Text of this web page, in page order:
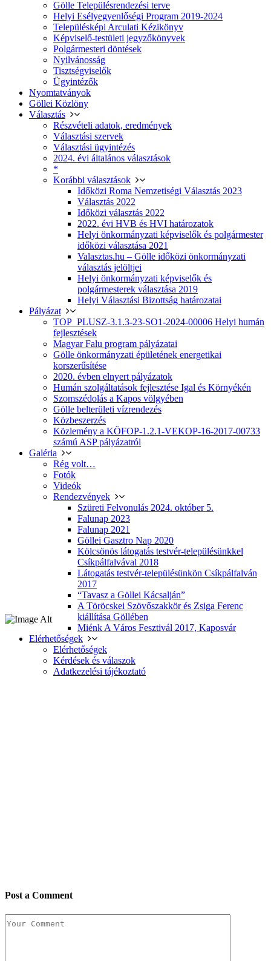
Gölle Településrendezési terve
Helyi Esélyegyenlőségi Program 2019-2024
Településképi Arculati Kézikönyv
Képviselő-testületi jegyzőkönyvek
Polgármesteri döntések
Nyilvánosság
Tisztségviselők
Ügyintézők
Nyomtatványok
Göllei Közlöny
Választás
Részvételi adatok, eredmények
Választási szervek
Választási ügyintézés
2024. évi általános választások
*
Korábbi választások
Időközi Roma Nemzetiségi Választás 2023
Választás 2022
Időközi választás 2022
2022. évi HVB és HVI határozatok
Helyi önkormányzati képviselők és polgármester
időközi választása 2021
Valasztas.hu – Gölle időközi önkormányzati
választás jelöltjei
Helyi önkormányzati képviselők és
polgármesterek választása 2019
Helyi Választási Bizottság határozatai
Pályázat
TOP_PLUSZ-3.1.3-23-SO1-2024-00006 Helyi humán
fejlesztések
Magyar Falu program pályázatai
Gölle önkormányzati épületének energetikai
korszerűsítése
2020. évben elnyert pályázatok
Humán szolgáltatások fejlesztése Igal és Környékén
Szomszédolás a Kapos völgyében
Gölle belterületi vízrendezés
Közbeszerzés
Közlemény a KÖFOP-1.2.1-VEKOP-16-2017-00733
számú ASP pályázatról
Galéria
Rég volt…
Fotók
Videók
Rendezvények
Szüreti Felvonulás 2024. október 5.
Falunap 2023
Falunap 2021
Göllei Gasztro Nap 2020
Kölcsönös látogatás testvér-településünkkel
Csíkpálfalvával 2018
Látogatás testvér-településünkön Csíkpálfalván
2017
“Tavasz a Göllei Kácsalján”
A Töröcskei Szövőszakkör és Zsiga Ferenc
kiállítása Göllében
Miénk A Város Fesztivál 2017, Kaposvár
Elérhetőségek
Elérhetőségek
Kérdések és válaszok
Adatkezelési tájékoztató
Post a Comment